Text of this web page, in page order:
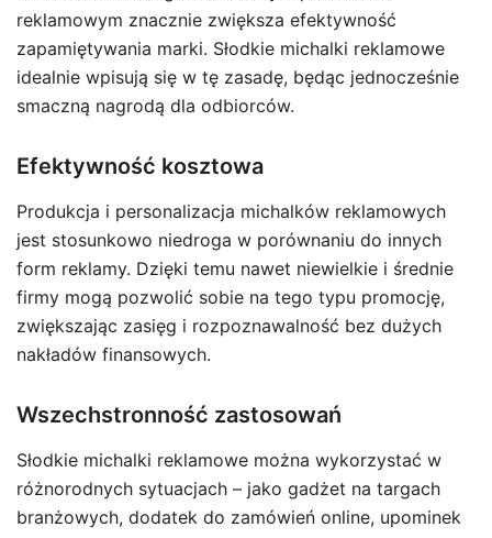
reklamowym znacznie zwiększa efektywność
zapamiętywania marki. Słodkie michalki reklamowe
idealnie wpisują się w tę zasadę, będąc jednocześnie
smaczną nagrodą dla odbiorców.
Efektywność kosztowa
Produkcja i personalizacja michalków reklamowych
jest stosunkowo niedroga w porównaniu do innych
form reklamy. Dzięki temu nawet niewielkie i średnie
firmy mogą pozwolić sobie na tego typu promocję,
zwiększając zasięg i rozpoznawalność bez dużych
nakładów finansowych.
Wszechstronność zastosowań
Słodkie michalki reklamowe można wykorzystać w
różnorodnych sytuacjach – jako gadżet na targach
branżowych, dodatek do zamówień online, upominek